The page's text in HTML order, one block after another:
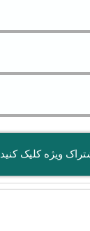
ویژه کلیک کنید